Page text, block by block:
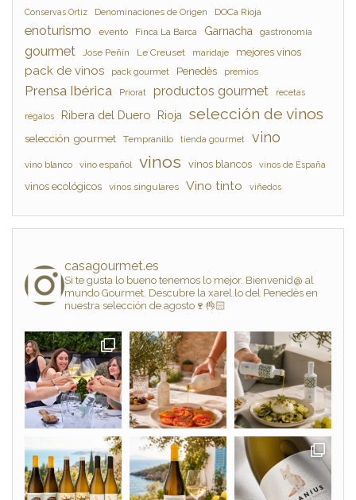
Conservas Ortiz Denominaciones de Origen DOCa Rioja
enoturismo evento Finca La Barca Garnacha gastronomía
gourmet Jose Peñín Le Creuset maridaje mejores vinos
pack de vinos pack gourmet Penedès premios
Prensa Ibérica Priorat productos gourmet recetas
regalos Ribera del Duero Rioja selección de vinos
selección gourmet Tempranillo tienda gourmet vino
vino blanco vino español vinos vinos blancos vinos de España
vinos ecológicos vinos singulares Vino tinto viñedos
casagourmet.es
Si te gusta lo bueno tenemos lo mejor. Bienvenid@ al
mundo Gourmet. Descubre la xarel.lo del Penedès en
nuestra selección de agosto🍷👌🏻